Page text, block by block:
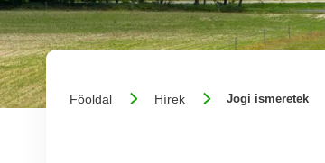
Főoldal Hírek Jogi ismeretek